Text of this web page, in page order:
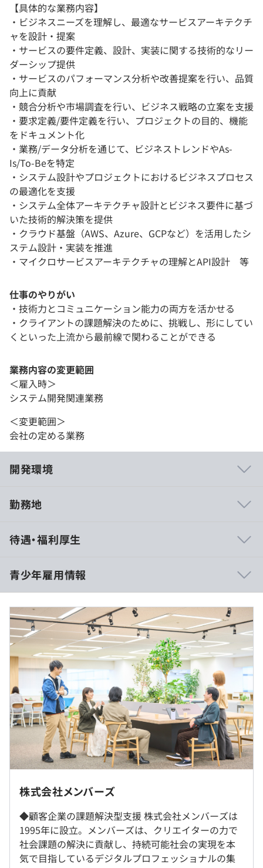
【具体的な業務内容】
・ビジネスニーズを理解し、最適なサービスアーキテクチ
ャを設計・提案
・サービスの要件定義、設計、実装に関する技術的なリー
ダーシップ提供
・サービスのパフォーマンス分析や改善提案を行い、品質
向上に貢献
・競合分析や市場調査を行い、ビジネス戦略の立案を支援
・要求定義/要件定義を行い、プロジェクトの目的、機能
をドキュメント化
・業務/データ分析を通じて、ビジネストレンドやAs-
Is/To-Beを特定
・システム設計やプロジェクトにおけるビジネスプロセス
の最適化を支援
・システム全体アーキテクチャ設計とビジネス要件に基づ
いた技術的解決策を提供
・クラウド基盤（AWS、Azure、GCPなど）を活用したシ
ステム設計・実装を推進
・マイクロサービスアーキテクチャの理解とAPI設計 等
仕事のやりがい
・技術力とコミュニケーション能力の両方を活かせる
・クライアントの課題解決のために、挑戦し、形にしてい
くといった上流から最前線で関わることができる
業務内容の変更範囲
＜雇入時＞
システム開発関連業務
＜変更範囲＞
会社の定める業務
開発環境
社内人材育成（新入社員研修、階層別研修）制度
スキルフェロー／技術顧問講座
社内公募／自己申告制度
メンター制度
メンバーシップトレーニング（価値観研修）
業務にて使用する端末は、MacBook Proとなります。
時期により世代が異なりますが、基本的には開発が可能
(Docker等が動作可能)なスペックの端末を貸与していま
す。
プロジェクトごとに選択、オブジェクト指向、ウォーター
勤務地
＜雇入時＞
東京本社
＜変更範囲＞
会社の定める場所
待遇・福利厚生
（※想定年収は年収提示額を保証するものではありません）
9:00 - 18:00
休憩時間：12:00 - 13:00(60分)
平均残業時間：平均11.3時間／月
完全週休2日制(土日)、祝日、有給休暇、夏季休暇(3日)、
年末年始休暇、慶弔休暇
通勤交通費支給、従業員持株会、選択制確定給付企業年金
制度、資格取得支援制度
青少年雇用情報
過去３年間の新卒採用者数・離職者数
前年度 採用者数411人 離職者数13人
2年度前 採用者数585人 離職者数81人
3年度前 採用者数483人 離職者数119人
研修の有無及び内容
新卒研修ではスキル研修（Webエンジニアとしての基
礎・専門性と高めていくための研修）やビジネス研修やマ
キルを広く高めていくための研修を実施。
新卒社員以外にもキャリアに応じてご参加いただける研修
も各種ご用意しております。
自己啓発支援の有無及びその内容
スキルと知識をさらに深化させ、進化し続けるための全社
株式会社メンバーズ
◆顧客企業の課題解決型支援 株式会社メンバーズは
1995年に設立。メンバーズは、クリエイターの力で
社会課題の解決に貢献し、持続可能社会の実現を本
気で目指しているデジタルプロフェッショナルの集